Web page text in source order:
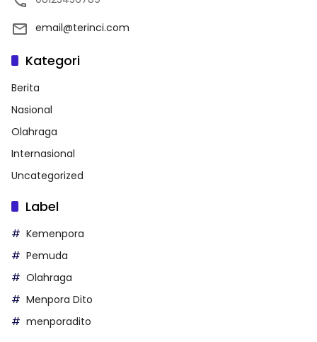
email@terinci.com
Kategori
Berita
Nasional
Olahraga
Internasional
Uncategorized
Label
Kemenpora
Pemuda
Olahraga
Menpora Dito
menporadito